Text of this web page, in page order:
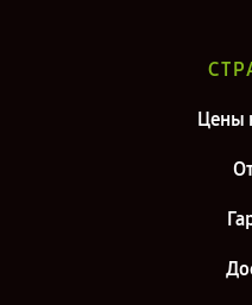
Цены